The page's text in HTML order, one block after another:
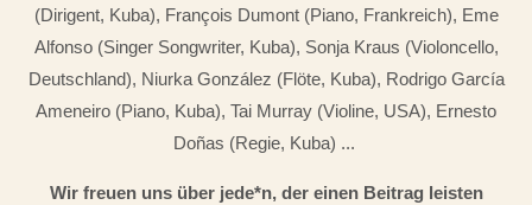
(Dirigent, Kuba), François Dumont (Piano, Frankreich), Eme
Alfonso (Singer Songwriter, Kuba), Sonja Kraus (Violoncello,
Deutschland), Niurka González (Flöte, Kuba), Rodrigo García
Ameneiro (Piano, Kuba), Tai Murray (Violine, USA), Ernesto
Doñas (Regie, Kuba) ...
Wir freuen uns über jede*n, der einen Beitrag leisten